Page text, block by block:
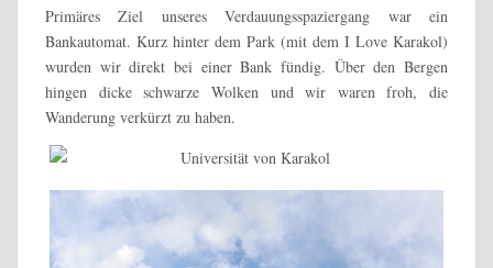
Primäres Ziel unseres Verdauungsspaziergang war ein
Bankautomat. Kurz hinter dem Park (mit dem I Love Karakol)
wurden wir direkt bei einer Bank fündig. Über den Bergen
hingen dicke schwarze Wolken und wir waren froh, die
Wanderung verkürzt zu haben.